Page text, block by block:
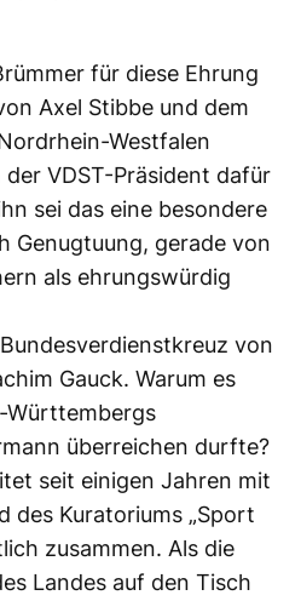
für diese Ehrung
Axel Stibbe und dem
Westfalen
VDST-Präsident dafür
sei das eine besondere
Genugtuung, gerade von
als ehrungswürdig
von
Gauck. Warum es
Württembergs
überreichen durfte?
seit einigen Jahren mit
des Kuratoriums „Sport
zusammen. Als die
Landes auf den Tisch